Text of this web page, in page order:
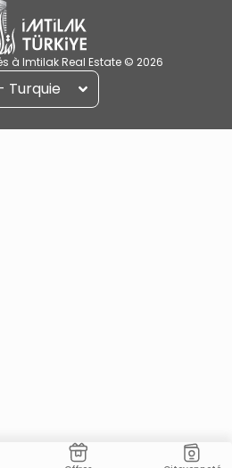
à Imtilak Real Estate © 2026
Turquie